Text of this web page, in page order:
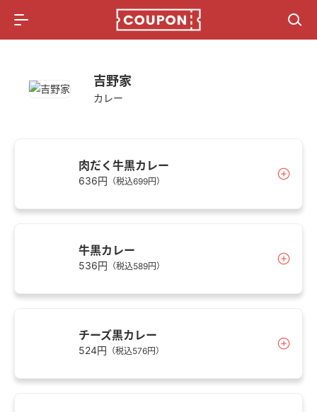
吉野家
カレー
肉だく牛黒カレー
636円 （税込699円）
牛黒カレー
536円 （税込589円）
チーズ黒カレー
524円 （税込576円）